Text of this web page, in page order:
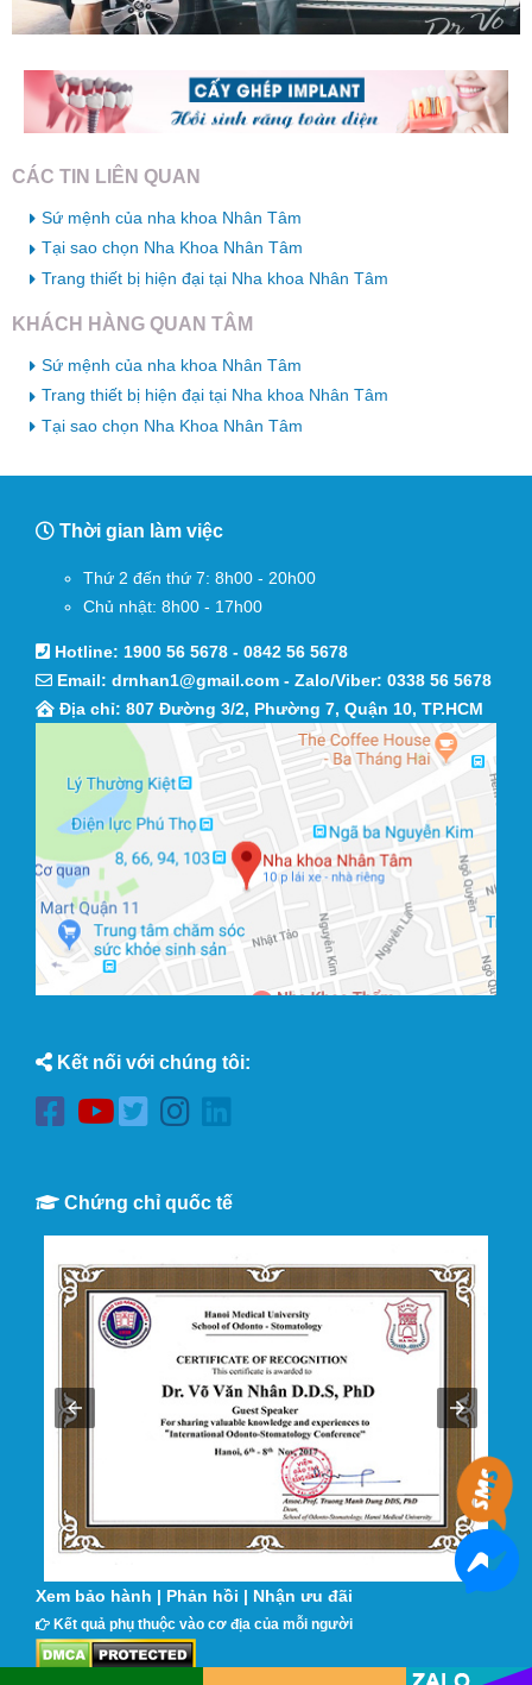
CÁC TIN LIÊN QUAN
Sứ mệnh của nha khoa Nhân Tâm
Tại sao chọn Nha Khoa Nhân Tâm
Trang thiết bị hiện đại tại Nha khoa Nhân Tâm
KHÁCH HÀNG QUAN TÂM
Sứ mệnh của nha khoa Nhân Tâm
Trang thiết bị hiện đại tại Nha khoa Nhân Tâm
Tại sao chọn Nha Khoa Nhân Tâm
Thời gian làm việc
Thứ 2 đến thứ 7: 8h00 - 20h00
Chủ nhật: 8h00 - 17h00
Hotline: 1900 56 5678 - 0842 56 5678
Email: drnhan1@gmail.com - Zalo/Viber: 0338 56 5678
Địa chỉ: 807 Đường 3/2, Phường 7, Quận 10, TP.HCM
Kết nối với chúng tôi:
Chứng chỉ quốc tế
Xem bảo hành | Phản hồi | Nhận ưu đãi
Kết quả phụ thuộc vào cơ địa của mỗi người